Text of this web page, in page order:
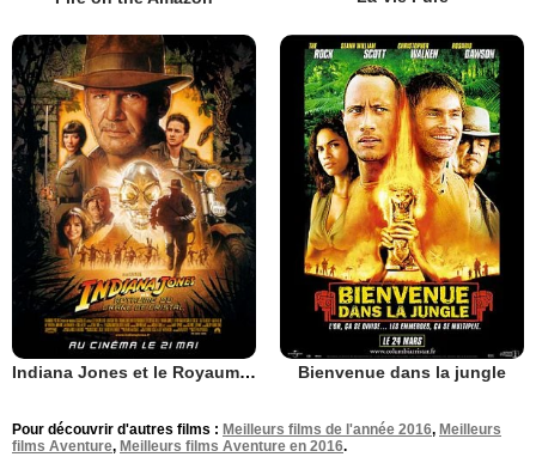
Indiana Jones et le Royaume du Crâne de Cristal Bienvenue dans la jungle
Pour découvrir d'autres films : Meilleurs films de l'année 2016, Meilleurs
films Aventure, Meilleurs films Aventure en 2016.